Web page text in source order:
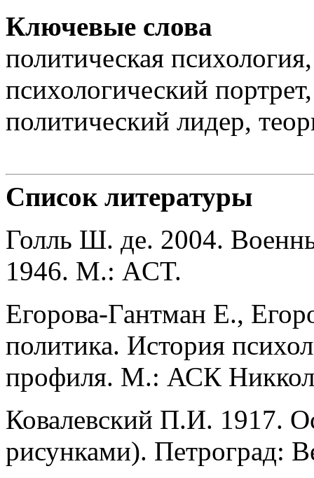
Ключевые слова
политическая
психологический
политический лидер,
Список литературы
Голль Ш. де. 2004.
1946. М.: ACT.
Егорова-Гантман Е.,
политика. История
профиля. М.: АСК
Ковалевский П.И. 1917.
рисунками). Петроград: